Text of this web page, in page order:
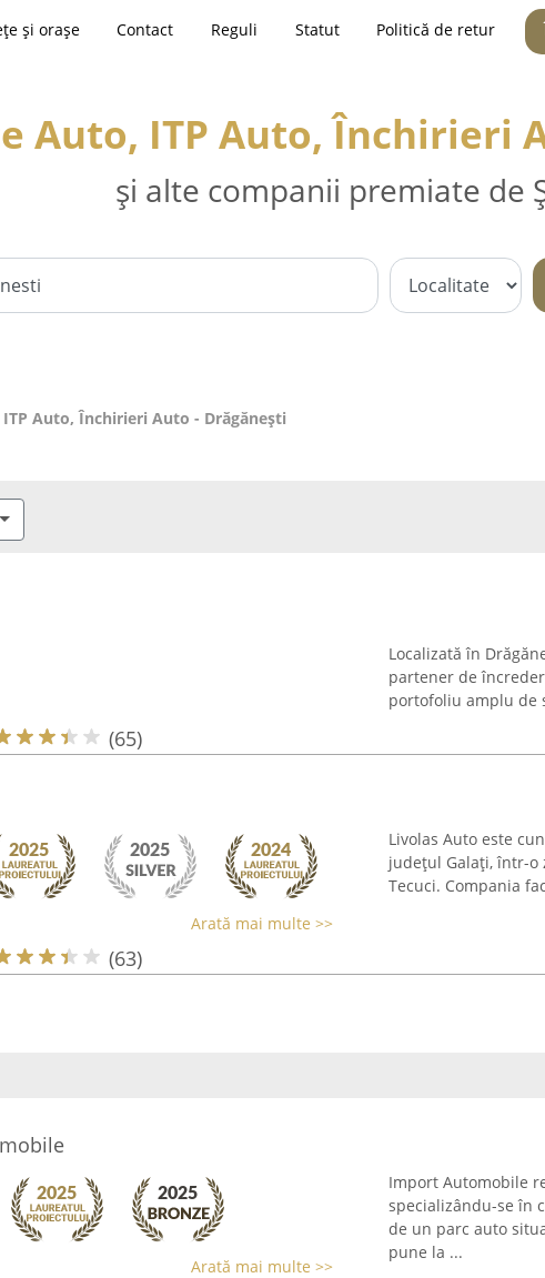
și orașe Contact Reguli Statut Politică de retur
Auto, ITP Auto, Închirieri
și alte companii premiate de
Auto, Închirieri Auto - Drăgăneşti
(65)
Localizată în
partener de
portofoliu amplu de
Arată mai multe >>
(63)
Livolas Auto este
județul Galați, într-
Tecuci. Compania
Arată mai multe >>
Import Automobile
specializându-se în
de un parc auto
pune la ...